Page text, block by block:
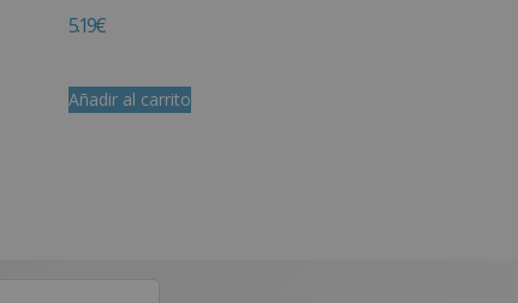
5.19€
Añadir al carrito